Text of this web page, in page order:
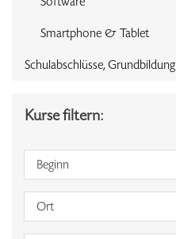
Smartphone & Tablet
Schulabschlüsse, Grundbildung
Kurse filtern:
Beginn
Ort